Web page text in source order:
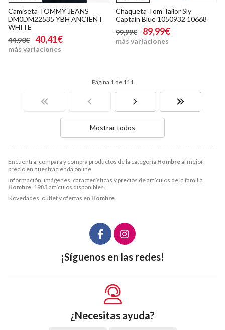
Encuentra, compara y compra productos de la categoría Hombreal mejor
precio en nuestra tienda online.
Información, imágenes, características y precios de artículos de la familia
Hombre. 1983 artículos disponibles.
Novedades, outlet y ofertas en Hombre.
Camiseta TOMMY JEANS
DM0DM22535 YBH ANCIENT
WHITE
44,90€
40,41€
más variaciones
Chaqueta Tom Tailor Sly
Captain Blue 1050932 10668
99,99€
89,99€
más variaciones
Página 1 de 111
Mostrar todos
¡Síguenos en las redes!
¿Necesitas ayuda?